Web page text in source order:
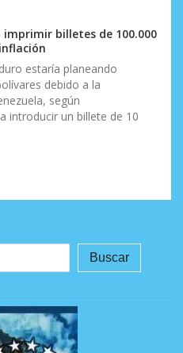
billetes de 100.000
estaría planeando
debido a la
según
introducir un billete de 10
Buscar